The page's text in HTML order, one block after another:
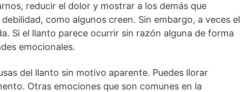
reducir el dolor y mostrar a los demás que
como algunos creen. Sin embargo, a veces el
Si el llanto parece ocurrir sin razón alguna de forma
emocionales.
del llanto sin motivo aparente. Puedes llorar
Otras emociones que son comunes en la